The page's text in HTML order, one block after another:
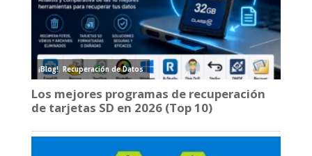
¡Blog!, Recuperación de Datos
Los mejores programas de recuperación
de tarjetas SD en 2026 (Top 10)